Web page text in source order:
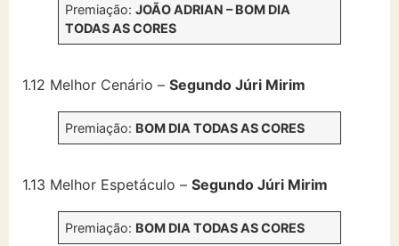
Premiação:JOÃO ADRIAN – BOM DIA
TODAS AS CORES
1.12 Melhor Cenário – Segundo Júri Mirim
Premiação: BOM DIA TODAS AS CORES
1.13 Melhor Espetáculo – Segundo Júri Mirim
Premiação: BOM DIA TODAS AS CORES